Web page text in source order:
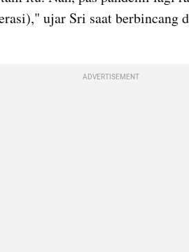
ujar Sri saat berbincang
ADVERTISEMENT